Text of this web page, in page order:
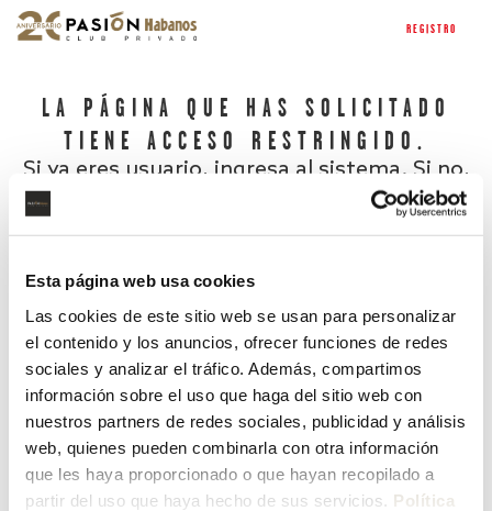
Esta página web usa cookies
Las cookies de este sitio web se usan para personalizar
el contenido y los anuncios, ofrecer funciones de redes
sociales y analizar el tráfico. Además, compartimos
información sobre el uso que haga del sitio web con
nuestros partners de redes sociales, publicidad y análisis
web, quienes pueden combinarla con otra información
que les haya proporcionado o que hayan recopilado a
partir del uso que haya hecho de sus servicios. Política
REGISTRO
LA PÁGINA QUE HAS SOLICITADO
TIENE ACCESO RESTRINGIDO.
Si ya eres usuario, ingresa al sistema. Si no,
¿Has olvidado tu contraseña?